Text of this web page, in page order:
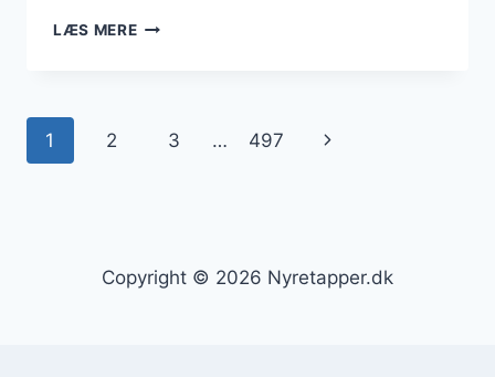
LÆS MERENYRETAPPER
SMAG
Side
1 2 3 … 497
Næste
Copyright © 2026 Nyretapper.dk